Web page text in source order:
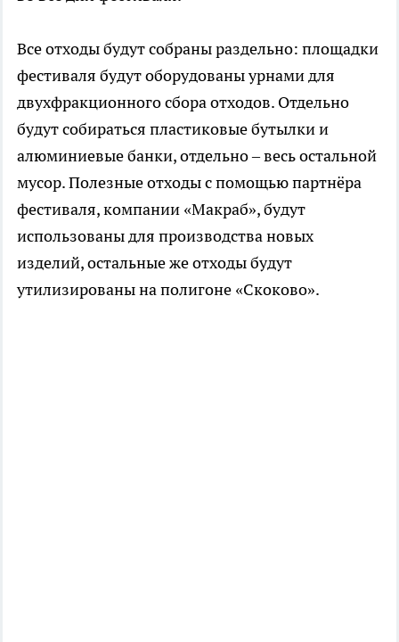
Все отходы будут собраны раздельно: площадки
фестиваля будут оборудованы урнами для
двухфракционного сбора отходов. Отдельно
будут собираться пластиковые бутылки и
алюминиевые банки, отдельно – весь остальной
мусор. Полезные отходы с помощью партнёра
фестиваля, компании «Макраб», будут
использованы для производства новых
изделий, остальные же отходы будут
утилизированы на полигоне «Скоково».